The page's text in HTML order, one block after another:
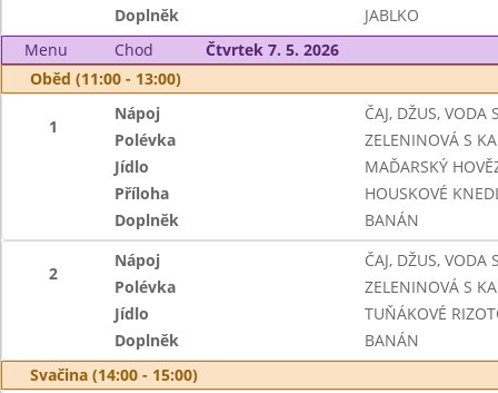
Doplněk
JABLKO
Menu
Chod
Čtvrtek 7. 5. 2026
Oběd (11:00 - 13:00)
1
Nápoj
ČAJ, DŽUS, VODA
Polévka
ZELENINOVÁ S
Jídlo
MAĎARSKÝ
Příloha
HOUSKOVÉ
Doplněk
BANÁN
2
Nápoj
ČAJ, DŽUS, VODA
Polévka
ZELENINOVÁ S
Jídlo
TUŇÁKOVÉ
Doplněk
BANÁN
Svačina (14:00 - 15:00)